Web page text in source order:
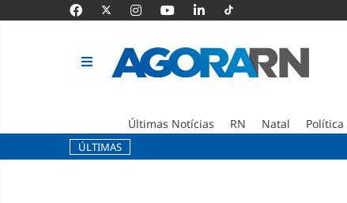
Últimas Notícias RN Natal Política
ÚLTIMAS